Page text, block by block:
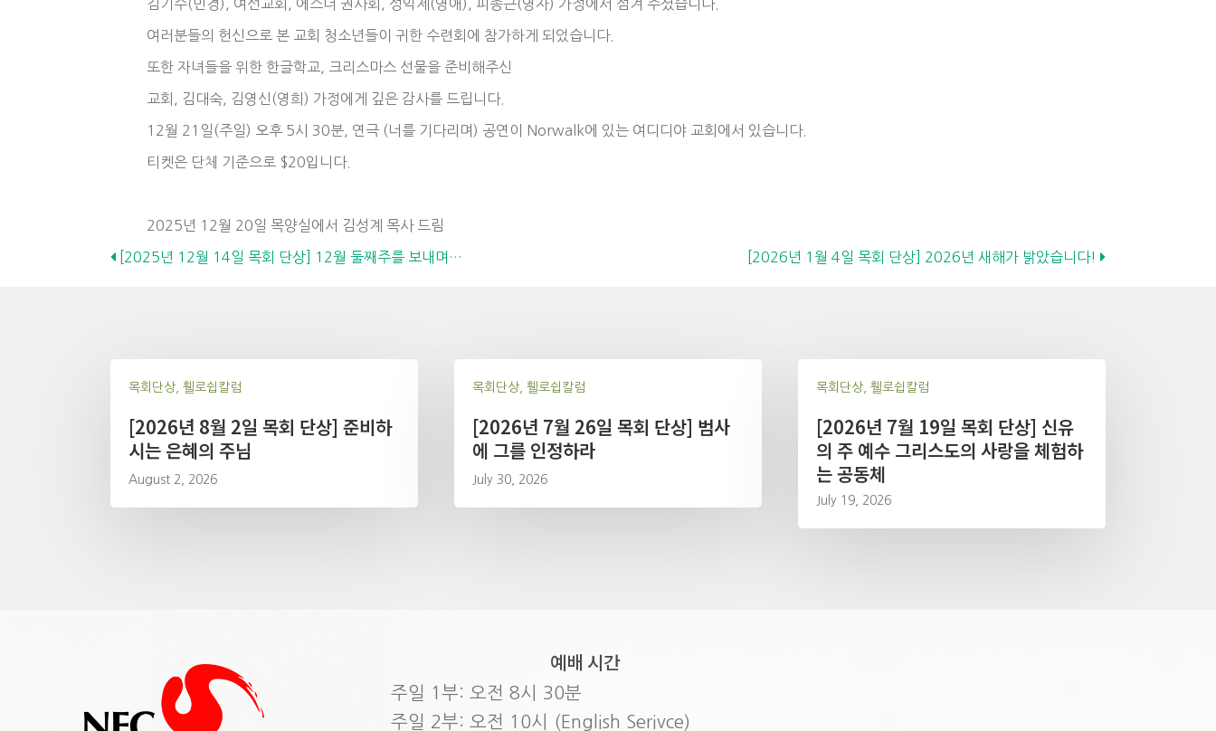
김기수(민경), 여선교회, 에스더 권사회, 성익제(영애), 피종근(영자) 가정에서 섬겨 주셨습니다.
여러분들의 헌신으로 본 교회 청소년들이 귀한 수련회에 참가하게 되었습니다.
또한 자녀들을 위한 한글학교, 크리스마스 선물을 준비해주신
교회, 김대숙, 김영신(영희) 가정에게 깊은 감사를 드립니다.
12월 21일(주일) 오후 5시 30분, 연극 (너를 기다리며) 공연이 Norwalk에 있는 여디디야 교회에서 있습니다.
티켓은 단체 기준으로 $20입니다.
2025년 12월 20일 목양실에서 김성계 목사 드림
Posts
[2025년 12월 14일 목회 단상] 12월 둘째주를 보내며… [2026년 1월 4일 목회 단상] 2026년 새해가 밝았습니다!
목회단상, 휄로쉽칼럼
[2026년 8월 2일 목회 단상] 준비하
시는 은혜의 주님
August 2, 2026
목회단상, 휄로쉽칼럼
[2026년 7월 26일 목회 단상] 범사
에 그를 인정하라
July 30, 2026
목회단상, 휄로쉽칼럼
[2026년 7월 19일 목회 단상] 신유
의 주 예수 그리스도의 사랑을 체험하
는 공동체
July 19, 2026
예배 시간
주일 1부: 오전 8시 30분
주일 2부: 오전 10시 (English Serivce)